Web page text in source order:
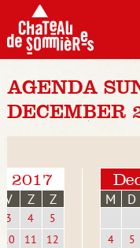
AGENDA
DECEMBER
2017
V Z Z
3 4
5
10
11
12
M D
4
5